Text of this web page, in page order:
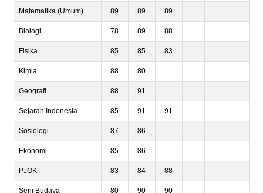
Matematika (Umum) 89 89 89
Biologi 78 89 88
Fisika 85 85 83
Kimia 88 80
Geografi 88 91
Sejarah Indonesia 85 91 91
Sosiologi 87 86
Ekonomi 85 86
PJOK 83 84 88
Seni Budaya 80 90 90